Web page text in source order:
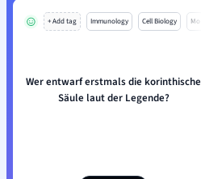
+ Add tag Immunology Cell Biology Mo
Wer entwarf erstmals die korinthische
Säule laut der Legende?